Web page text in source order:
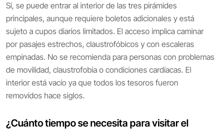
Sí, se puede entrar al interior de las tres pirámides
principales, aunque requiere boletos adicionales y está
sujeto a cupos diarios limitados. El acceso implica caminar
por pasajes estrechos, claustrofóbicos y con escaleras
empinadas. No se recomienda para personas con problemas
de movilidad, claustrofobia o condiciones cardíacas. El
interior está vacío ya que todos los tesoros fueron
removidos hace siglos.
¿Cuánto tiempo se necesita para visitar el